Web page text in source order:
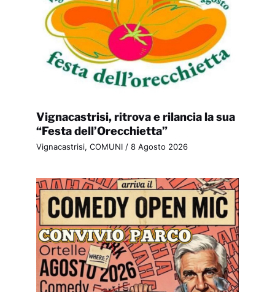
Vignacastrisi, ritrova e rilancia la sua
“Festa dell’Orecchietta”
Vignacastrisi, COMUNI/ 8 Agosto 2026